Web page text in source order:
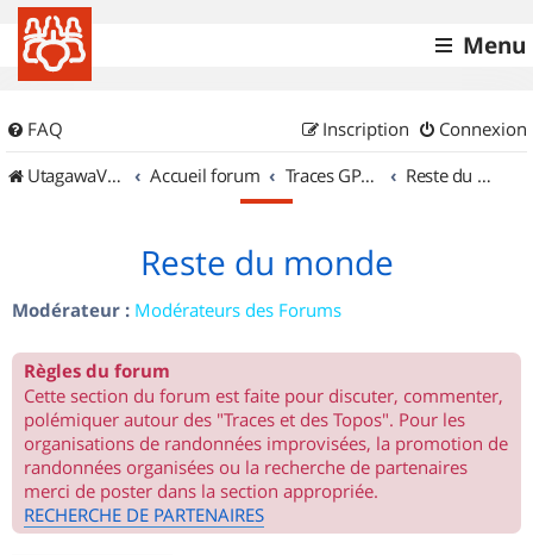
Menu
FAQ Connexion
Inscription
UtagawaVTT (Randos VTT et VTTAE avec traces GPS)
Accueil forum Traces GPS de randos VTT Reste du monde
Reste du monde
Modérateur : Modérateurs des Forums
Règles du forum
Cette section du forum est faite pour discuter, commenter,
polémiquer autour des "Traces et des Topos". Pour les
organisations de randonnées improvisées, la promotion de
randonnées organisées ou la recherche de partenaires
merci de poster dans la section appropriée.
RECHERCHE DE PARTENAIRES